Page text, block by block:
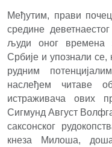
Mеђутим, прави
средине
људи оног времена
Србије и упознали
рудним
наслеђем читаве
истраживача ових
Сигмунд Август
саксонског
кнеза Милоша,